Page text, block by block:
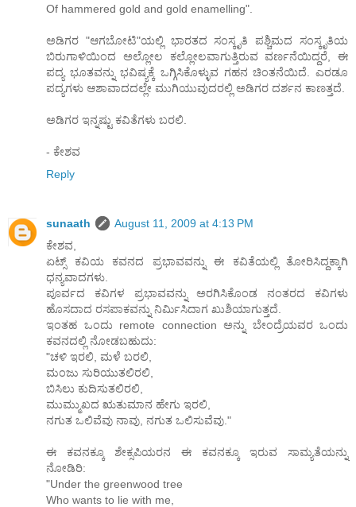
Of hammered gold and gold enamelling".
ಅಡಿಗರ "ಆಗಬೋಟಿ"ಯಲ್ಲಿ ಭಾರತದ ಸಂಸ್ಕೃತಿ ಪಶ್ಚಿಮದ ಸಂಸ್ಕೃತಿಯ
ಬಿರುಗಾಳಿಯಿಂದ ಅಲ್ಲೋಲ ಕಲ್ಲೋಲವಾಗುತ್ತಿರುವ ವರ್ಣನೆಯಿದ್ದರೆ, ಈ
ಪದ್ಯ ಭೂತವನ್ನು ಭವಿಷ್ಯಕ್ಕೆ ಒಗ್ಗಿಸಿಕೊಳ್ಳುವ ಗಹನ ಚಿಂತನೆಯಿದೆ. ಎರಡೂ
ಪದ್ಯಗಳು ಆಶಾವಾದದಲ್ಲೇ ಮುಗಿಯುವುದರಲ್ಲಿ ಅಡಿಗರ ದರ್ಶನ ಕಾಣತ್ತದೆ.
ಅಡಿಗರ ಇನ್ನಷ್ಟು ಕವಿತೆಗಳು ಬರಲಿ.
- ಕೇಶವ
Reply
sunaath
August 11, 2009 at 4:13 PM
ಕೇಶವ,
ಏಟ್ಸ್ ಕವಿಯ ಕವನದ ಪ್ರಭಾವವನ್ನು ಈ ಕವಿತೆಯಲ್ಲಿ ತೋರಿಸಿದ್ದಕ್ಕಾಗಿ
ಧನ್ಯವಾದಗಳು.
ಪೂರ್ವದ ಕವಿಗಳ ಪ್ರಭಾವವನ್ನು ಅರಗಿಸಿಕೊಂಡ ನಂತರದ ಕವಿಗಳು
ಹೊಸದಾದ ರಸಪಾಕವನ್ನು ನಿರ್ಮಿಸಿದಾಗ ಖುಶಿಯಾಗುತ್ತದೆ.
ಇಂತಹ ಒಂದು remote connection ಅನ್ನು ಬೇಂದ್ರೆಯವರ ಒಂದು
ಕವನದಲ್ಲಿ ನೋಡಬಹುದು:
"ಚಳಿ ಇರಲಿ, ಮಳೆ ಬರಲಿ,
ಮಂಜು ಸುರಿಯುತಲಿರಲಿ,
ಬಿಸಿಲು ಕುದಿಸುತಲಿರಲಿ,
ಮುಮ್ಮುಖದ ಋತುಮಾನ ಹೇಗು ಇರಲಿ,
ನಗುತ ಒಲಿವೆವು ನಾವು, ನಗುತ ಒಲಿಸುವೆವು."
ಈ ಕವನಕ್ಕೂ ಶೇಕ್ಸಪಿಯರನ ಈ ಕವನಕ್ಕೂ ಇರುವ ಸಾಮ್ಯತೆಯನ್ನು
ನೋಡಿರಿ:
"Under the greenwood tree
Who wants to lie with me,